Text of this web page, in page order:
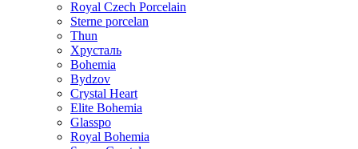
Royal Czech Porcelain
Sterne porcelan
Thun
Хрусталь
Bohemia
Bydzov
Crystal Heart
Elite Bohemia
Glasspo
Royal Bohemia